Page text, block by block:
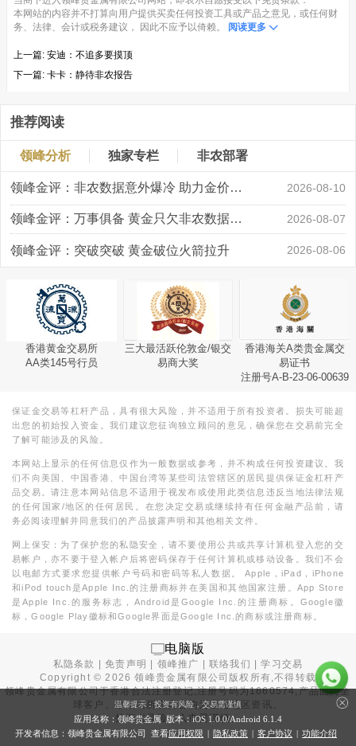
本网站的内容并不打算向用户提供买卖任何投资工具或产品之意见，或任何财
务、法律、会计或税务建议， 因此不应予以倚赖。
阅读更多
上一篇: 安迪：不追多要摸顶
下一篇: 卡卡：静待非农报告
推荐阅读
领峰分析 独家专栏 非农部署
领峰金评：非农数据意外爆冷 助力金价大涨创新高 2026-08-10
领峰金评：万事俱备 黄金只欠非农数据“东风” 2026-08-07
领峰金评：突破突破 黄金破位火箭拉升 2026-08-06
香港黄金交易所
AA类145号行员
三大最活跃伦敦金/银交
易商大奖
香港海关A类贵金属交
易证书
注册号A-B-23-06-00639
保证金交易等杠杆产品，具有很大风险，并不适用于所有投资者。损失可能超
出您的初始投入资金。我们建议您征询独立顾问的意见，确保您在交易前完全
了解可能涉及的风险。
本网站上显示的任何信息仅作为一般数据或参考，并不构成任何投资建议。我
们不向美国、中国香港、中国台湾等某些司法管辖区的居民提供保证金杠杆产
品交易。请注意本网站信息不适用于视发布或使用此类信息违反当地法律法规
的任何国家/地区的任何居民。在您决定交易或继续持有任何金融产品前，请
务必阅读理解并同意我们的产品披露声明和其他相关文件。
网上保安：为了保护您的私隐安全，请不要使用公共或共享计算机登入您的交
易帐户，亦不要于登入帐户后将密码保存于任何计算机或移动设备。我们不会
以电邮方式要求您提供帐户号码和密码等私人数据。 Apple，iPad，iPhone
和iPod touch是Apple Inc.的注册商标并在美国和其他国家注册。App Store
是Apple Inc.的服务标志，Android是Google Inc.的注册商标。Google徽
标，Google Play徽标和Google界面是Google Inc.的商标或注册商标。
电脑版
私隐条款 |免责声明 领峰推广 |联络我们 |学习交易
Copyright ©2026 领峰贵金属有限公司版权所有,不得转载
领峰贵金属有限公司于香港合法注册登记,注册号码为1660574,产品面向全
球客户。本站内所有内容均为香港地区资讯。
投资有风险，入市需谨慎。
温馨提示：投资有风险，交易需谨慎
应用名称：领峰贵金属 版本：iOS 1.0.0/Android 6.1.4
开发者信息：领峰贵金属有限公司 查看应用权限 | 隐私政策 | 客户协议 | 功能介绍